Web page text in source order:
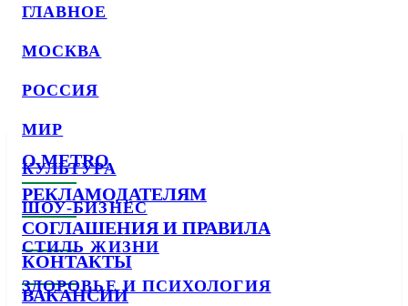
ГЛАВНОЕ
МОСКВА
РОССИЯ
МИР
КУЛЬТУРА
ШОУ-БИЗНЕС
СТИЛЬ ЖИЗНИ
ЗДОРОВЬЕ И ПСИХОЛОГИЯ
О METRO
РЕКЛАМОДАТЕЛЯМ
СОГЛАШЕНИЯ И ПРАВИЛА
КОНТАКТЫ
ВАКАНСИИ